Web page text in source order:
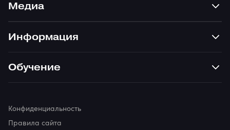
Медиа
Информация
Обучение
Конфиденциальность
Правила сайта